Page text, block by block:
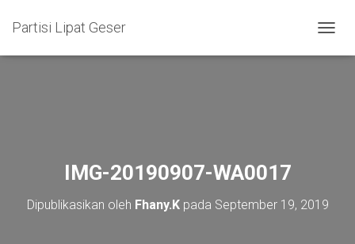
Partisi Lipat Geser
O
A
IMG-20190907-WA0017
Dipublikasikan oleh Fhany.Kpada September 19, 2019